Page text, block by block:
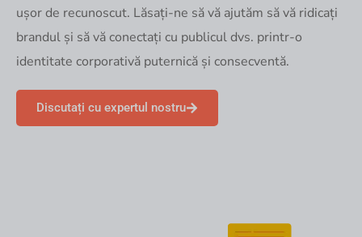
ușor de recunoscut. Lăsați-ne să vă ajutăm să vă ridicați
brandul și să vă conectați cu publicul dvs. printr-o
identitate corporativă puternică și consecventă.
Discutați cu expertul nostru